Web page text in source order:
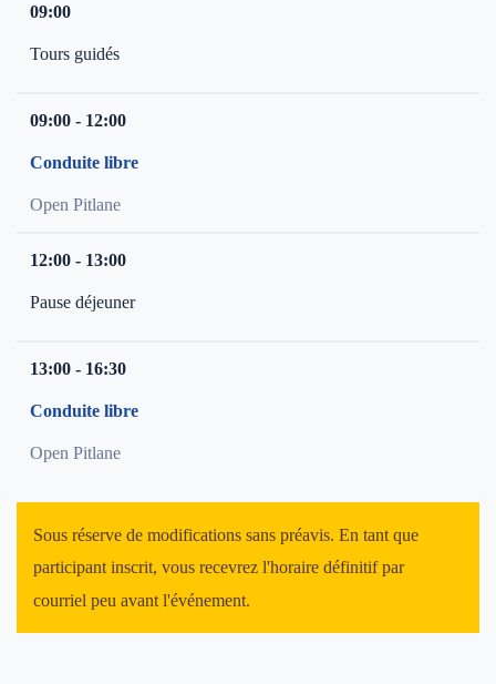
09:00
Tours guidés
09:00 - 12:00
Conduite libre
Open Pitlane
12:00 - 13:00
Pause déjeuner
13:00 - 16:30
Conduite libre
Open Pitlane
Sous réserve de modifications sans préavis. En tant que
participant inscrit, vous recevrez l'horaire définitif par
courriel peu avant l'événement.